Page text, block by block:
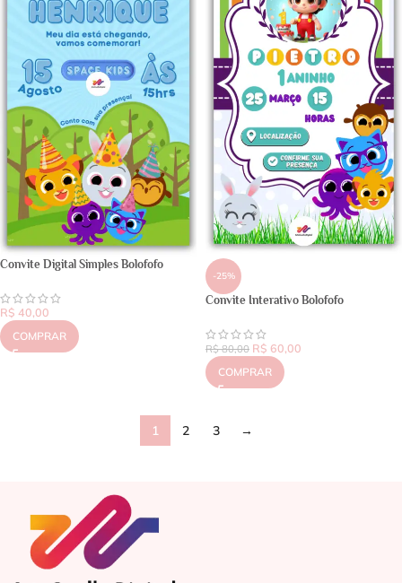
Convite Digital Simples Bolofofo
R$ 40,00
COMPRAR
-25%
Convite Interativo Bolofofo
R$80,00 R$ 60,00
COMPRAR
1 2 3 →